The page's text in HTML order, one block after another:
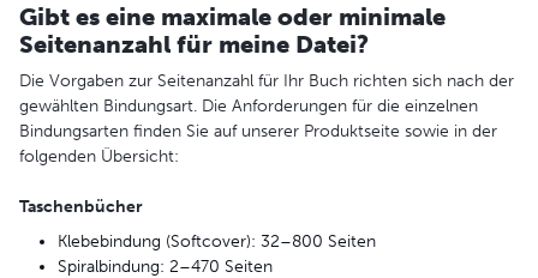
Gibt es eine maximale oder minimale
Seitenanzahl für meine Datei?
Die Vorgaben zur Seitenanzahl für Ihr Buch richten sich nach der
gewählten Bindungsart. Die Anforderungen für die einzelnen
Bindungsarten finden Sie auf unserer Produktseite sowie in der
folgenden Übersicht:
Taschenbücher
Klebebindung (Softcover): 32–800 Seiten
Spiralbindung: 2–470 Seiten